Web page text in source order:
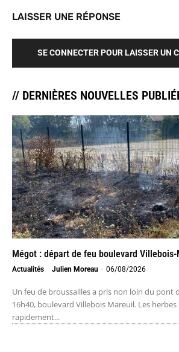
LAISSER UNE RÉPONSE
SE CONNECTER POUR LAISSER UN
// DERNIÈRES NOUVELLES
Mégot : départ de feu boulevard Villebois-
Actualités Julien Moreau - 06/08/2026
Un feu de broussailles a pris non loin du pont
16h40, boulevard Villebois Mareuil. Les
rapidement...